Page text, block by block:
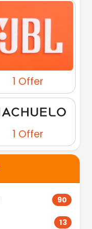
1 Offer
1 Offer
90
13